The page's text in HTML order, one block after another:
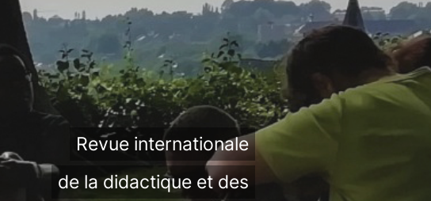
Revue internationale
de la didactique et des